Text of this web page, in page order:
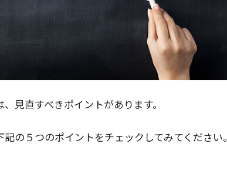
見直すべきポイントがあります。
の５つのポイントをチェックしてみてください。